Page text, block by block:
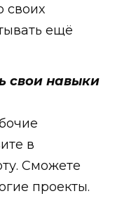
своих
ещё
свои навыки
в
Сможете
проекты.